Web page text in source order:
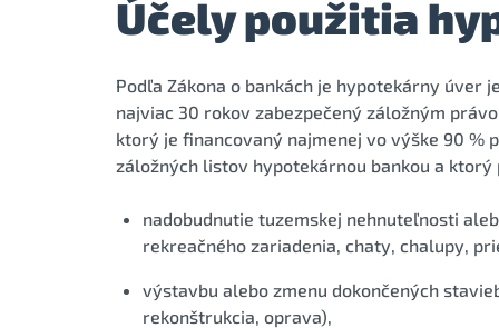
Účely použitia
Podľa Zákona o bankách je hypotekárny
najviac 30 rokov zabezpečený záložným
ktorý je financovaný najmenej vo výške 90
záložných listov hypotekárnou bankou a
nadobudnutie tuzemskej nehnuteľnosti
rekreačného zariadenia, chaty, chalupy,
výstavbu alebo zmenu dokončených
rekonštrukcia, oprava),